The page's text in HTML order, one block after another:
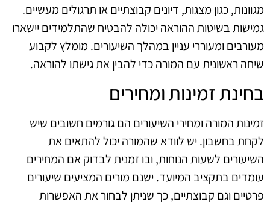
מגוונות, כגון מצגות, דיונים קבוצתיים או תרגולים מעשיים.
גמישות בשיטות ההוראה יכולה להבטיח שהתלמידים יישארו
מעורבים ומעוררי עניין במהלך השיעורים. מומלץ לקבוע
שיחה ראשונית עם המורה כדי להבין את גישתו להוראה.
בחינת זמינות ומחירים
זמינות המורה ומחירי השיעורים הם גורמים חשובים שיש
לקחת בחשבון. יש לוודא שהמורה יכול להתאים את
השיעורים לשעות הנוחות, ובו זמנית לבדוק אם המחירים
עומדים בתקציב המיועד. ישנם מורים המציעים שיעורים
פרטיים וגם קבוצתיים, כך שניתן לבחור את האפשרות